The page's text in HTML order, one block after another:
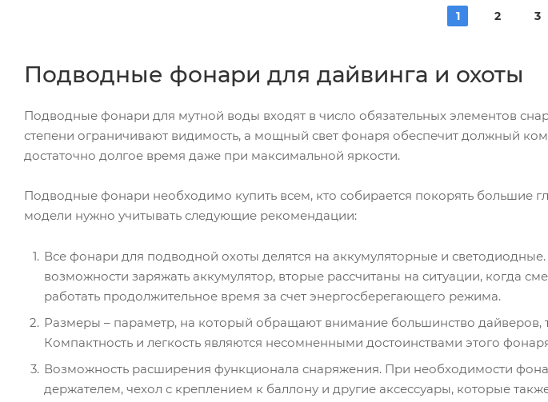
1 2 3
Подводные фонари для дайвинга и охоты
Подводные фонари для мутной воды входят в число обязательных элементов
степени ограничивают видимость, а мощный свет фонаря обеспечит должный
достаточно долгое время даже при максимальной яркости.
Подводные фонари необходимо купить всем, кто собирается покорять большие
модели нужно учитывать следующие рекомендации:
Все фонари для подводной охоты делятся на аккумуляторные и
возможности заряжать аккумулятор, вторые рассчитаны на ситуации, когда
работать продолжительное время за счет энергосберегающего режима.
Размеры – параметр, на который обращают внимание большинство дайверов,
Компактность и легкость являются несомненными достоинствами этого
Возможность расширения функционала снаряжения. При необходимости
держателем, чехол с креплением к баллону и другие аксессуары, которые